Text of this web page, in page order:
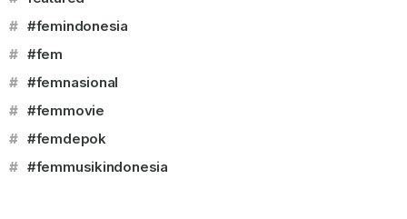
# #femindonesia
# #fem
# #femnasional
# #femmovie
# #femdepok
# #femmusikindonesia